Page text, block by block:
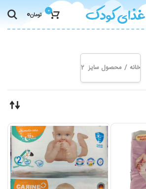
0 تومان0
خانه محصول سایز 2